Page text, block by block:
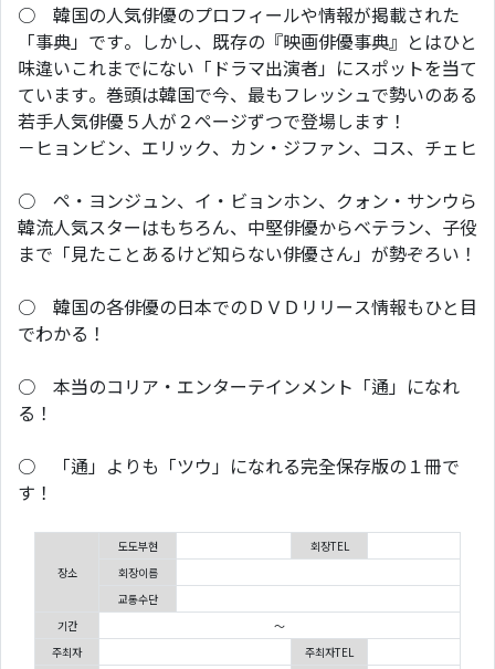
○ 韓国の人気俳優のプロフィールや情報が掲載された
「事典」です。しかし、既存の『映画俳優事典』とはひと
味違いこれまでにない「ドラマ出演者」にスポットを当て
ています。巻頭は韓国で今、最もフレッシュで勢いのある
若手人気俳優５人が２ページずつで登場します！
－ヒョンビン、エリック、カン・ジファン、コス、チェヒ
○ ペ・ヨンジュン、イ・ビョンホン、クォン・サンウら
韓流人気スターはもちろん、中堅俳優からベテラン、子役
まで「見たことあるけど知らない俳優さん」が勢ぞろい！
○ 韓国の各俳優の日本でのＤＶＤリリース情報もひと目
でわかる！
○ 本当のコリア・エンターテインメント「通」になれ
る！
○ 「通」よりも「ツウ」になれる完全保存版の１冊で
す！
장소
도도부현
회장TEL
회장이름
교통수단
기간
～
주최자
주최자TEL